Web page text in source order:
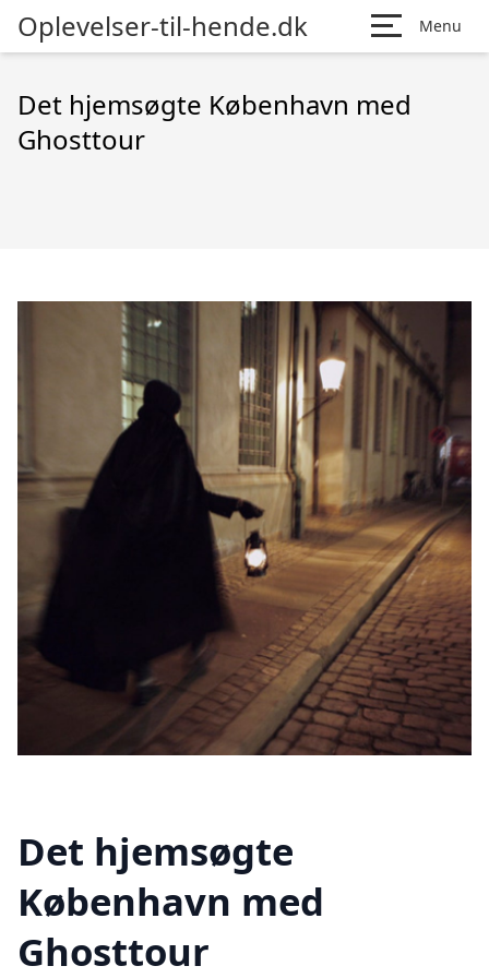
Oplevelser-til-hende.dk Menu
Det hjemsøgte København med
Ghosttour
Det hjemsøgte
København med
Ghosttour